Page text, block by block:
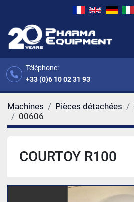
Téléphone:
+33 (0)6 10 02 31 93
Machines Pièces détachées
00606
COURTOY R100